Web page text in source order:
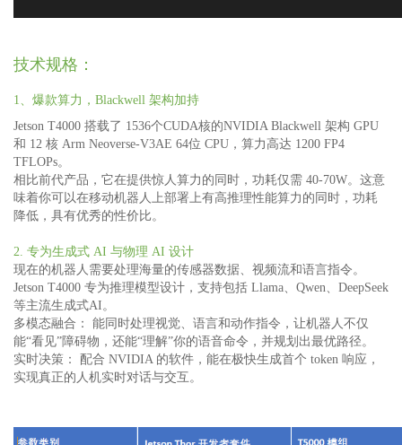
技术规格：
1、爆款算力，Blackwell 架构加持
Jetson T4000 搭载了 1536个CUDA核的NVIDIA Blackwell 架构 GPU
和 12 核 Arm Neoverse-V3AE 64位 CPU，算力高达 1200 FP4
TFLOPs。
相比前代产品，它在提供惊人算力的同时，功耗仅需 40-70W。这意
味着你可以在移动机器人上部署上有高推理性能算力的同时，功耗
降低，具有优秀的性价比。
2. 专为生成式 AI 与物理 AI 设计
现在的机器人需要处理海量的传感器数据、视频流和语言指令。
Jetson T4000 专为推理模型设计，支持包括 Llama、Qwen、DeepSeek
等主流生成式AI。
多模态融合： 能同时处理视觉、语言和动作指令，让机器人不仅
能“看见”障碍物，还能“理解”你的语音命令，并规划出最优路径。
实时决策： 配合 NVIDIA 的软件，能在极快生成首个 token 响应，
实现真正的人机实时对话与交互。